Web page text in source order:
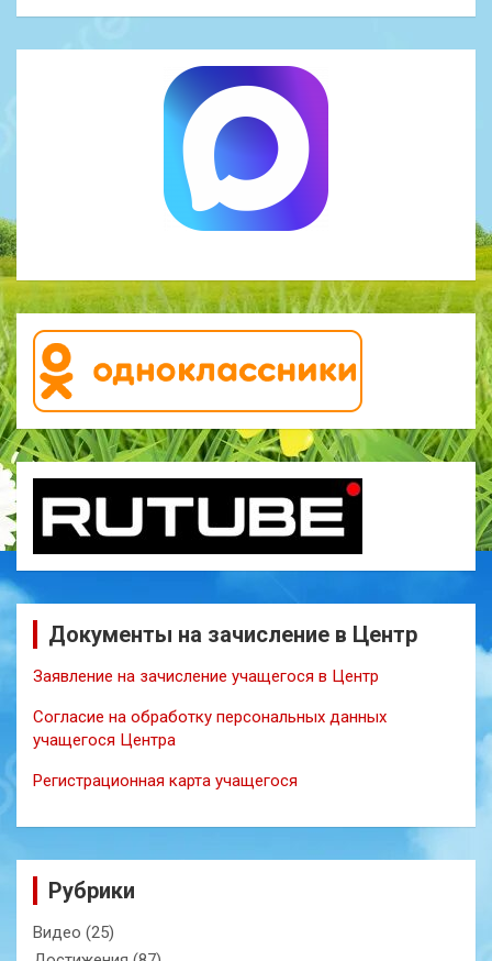
Документы на зачисление в Центр
Заявление на зачисление учащегося в Центр
Согласие на обработку персональных данных
учащегося Центра
Регистрационная карта учащегося
Рубрики
Видео (25)